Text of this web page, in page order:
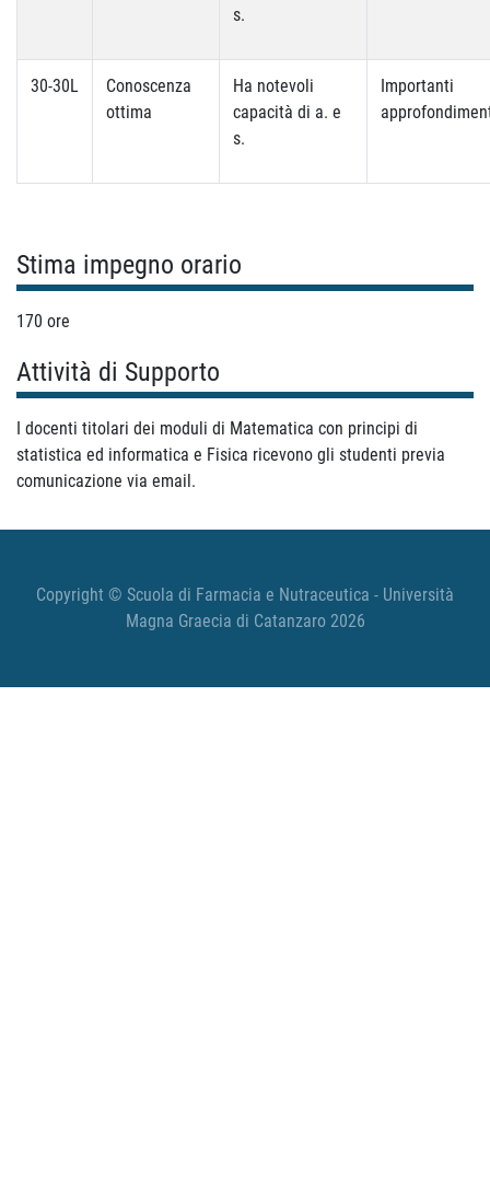
s.
30-30L
Conoscenza
ottima
Ha notevoli
capacità di a. e
s.
Importanti
Stima impegno orario
170 ore
Attività di Supporto
I docenti titolari dei moduli di Matematica con principi di
statistica ed informatica e Fisica ricevono gli studenti previa
comunicazione via email.
Copyright © Scuola di Farmacia e Nutraceutica - Università
Magna Graecia di Catanzaro 2026